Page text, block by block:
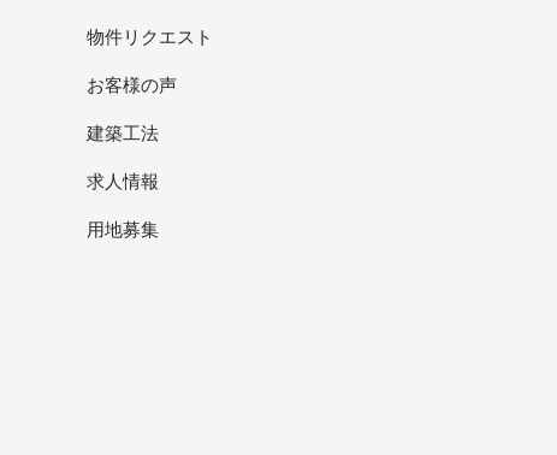
物件リクエスト
お客様の声
建築工法
求人情報
用地募集